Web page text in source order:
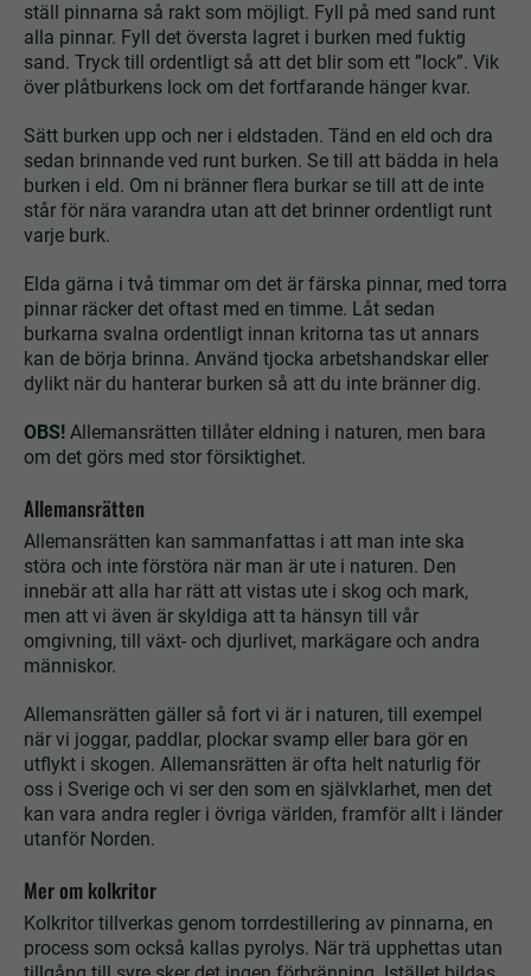
ställ pinnarna så rakt som möjligt. Fyll på med sand runt
alla pinnar. Fyll det översta lagret i burken med fuktig
sand. Tryck till ordentligt så att det blir som ett ”lock”. Vik
över plåtburkens lock om det fortfarande hänger kvar.
Sätt burken upp och ner i eldstaden. Tänd en eld och dra
sedan brinnande ved runt burken. Se till att bädda in hela
burken i eld. Om ni bränner flera burkar se till att de inte
står för nära varandra utan att det brinner ordentligt runt
varje burk.
Elda gärna i två timmar om det är färska pinnar, med torra
pinnar räcker det oftast med en timme. Låt sedan
burkarna svalna ordentligt innan kritorna tas ut annars
kan de börja brinna. Använd tjocka arbetshandskar eller
dylikt när du hanterar burken så att du inte bränner dig.
OBS! Allemansrätten tillåter eldning i naturen, men bara
om det görs med stor försiktighet.
Allemansrätten
Allemansrätten kan sammanfattas i att man inte ska
störa och inte förstöra när man är ute i naturen. Den
innebär att alla har rätt att vistas ute i skog och mark,
men att vi även är skyldiga att ta hänsyn till vår
omgivning, till växt- och djurlivet, markägare och andra
människor.
Allemansrätten gäller så fort vi är i naturen, till exempel
när vi joggar, paddlar, plockar svamp eller bara gör en
utflykt i skogen. Allemansrätten är ofta helt naturlig för
oss i Sverige och vi ser den som en självklarhet, men det
kan vara andra regler i övriga världen, framför allt i länder
utanför Norden.
Mer om kolkritor
Kolkritor tillverkas genom torrdestillering av pinnarna, en
process som också kallas pyrolys. När trä upphettas utan